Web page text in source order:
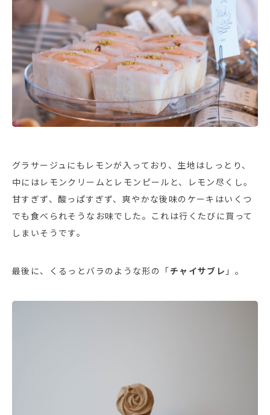
グラサージュにもレモンが入っており、生地はしっとり、
中にはレモンクリームとレモンピールと、レモン尽くし。
甘すぎず、酸っぱすぎず、爽やかな後味のケーキはいくつ
でも食べられそうなお味でした。これは行くたびに買って
しまいそうです。
最後に、くるっとバラのような形の「チャイサブレ 」。